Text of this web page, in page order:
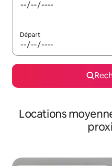
Départ
Locations